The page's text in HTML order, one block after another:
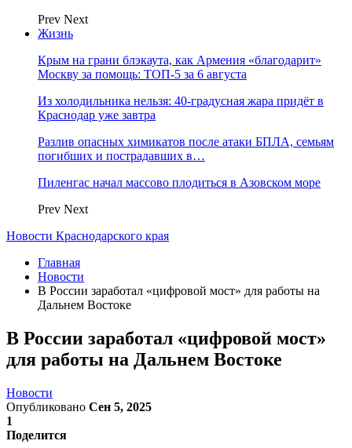
Prev Next
Жизнь
Крым на грани блэкаута, как Армения «благодарит»
Москву за помощь: ТОП-5 за 6 августа
Из холодильника нельзя: 40-градусная жара придёт в
Краснодар уже завтра
Разлив опасных химикатов после атаки БПЛА, семьям
погибших и пострадавших в…
Пиленгас начал массово плодиться в Азовском море
Prev Next
Новости Краснодарского края
Главная
Новости
В России заработал «цифровой мост» для работы на
Дальнем Востоке
В России заработал «цифровой мост»
для работы на Дальнем Востоке
Новости
Опубликовано Сен 5, 2025
1
Поделится